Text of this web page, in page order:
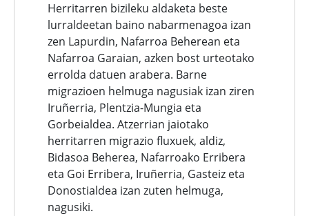
Herritarren bizileku aldaketa beste
lurraldeetan baino nabarmenagoa izan
zen Lapurdin, Nafarroa Beherean eta
Nafarroa Garaian, azken bost urteotako
errolda datuen arabera. Barne
migrazioen helmuga nagusiak izan ziren
Iruñerria, Plentzia-Mungia eta
Gorbeialdea. Atzerrian jaiotako
herritarren migrazio fluxuek, aldiz,
Bidasoa Beherea, Nafarroako Erribera
eta Goi Erribera, Iruñerria, Gasteiz eta
Donostialdea izan zuten helmuga,
nagusiki.